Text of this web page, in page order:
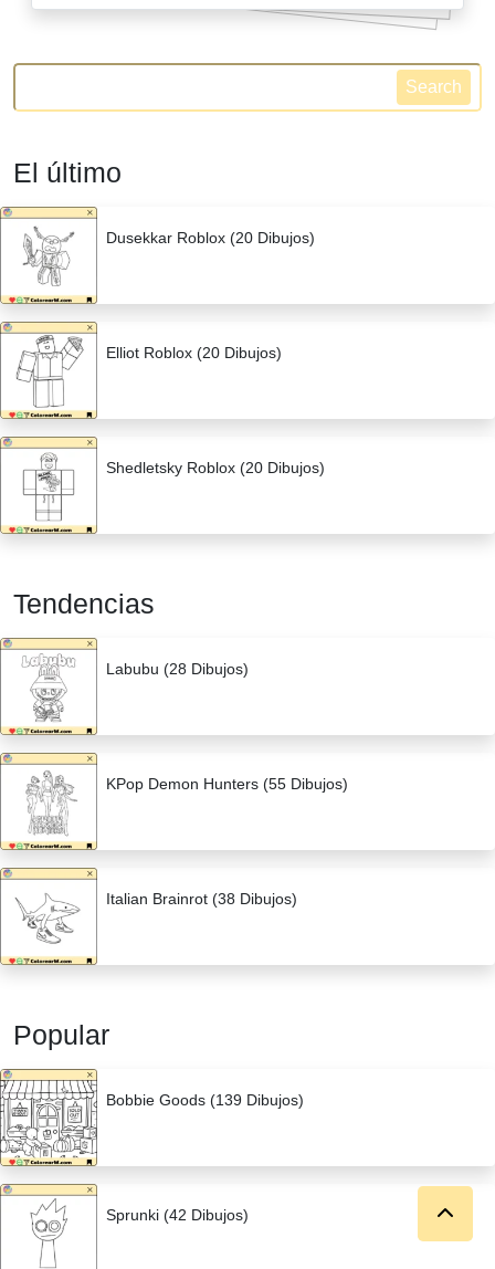
Search
El último
Dusekkar Roblox (20 Dibujos)
Elliot Roblox (20 Dibujos)
Shedletsky Roblox (20 Dibujos)
Tendencias
Labubu (28 Dibujos)
KPop Demon Hunters (55 Dibujos)
Italian Brainrot (38 Dibujos)
Popular
Bobbie Goods (139 Dibujos)
Sprunki (42 Dibujos)